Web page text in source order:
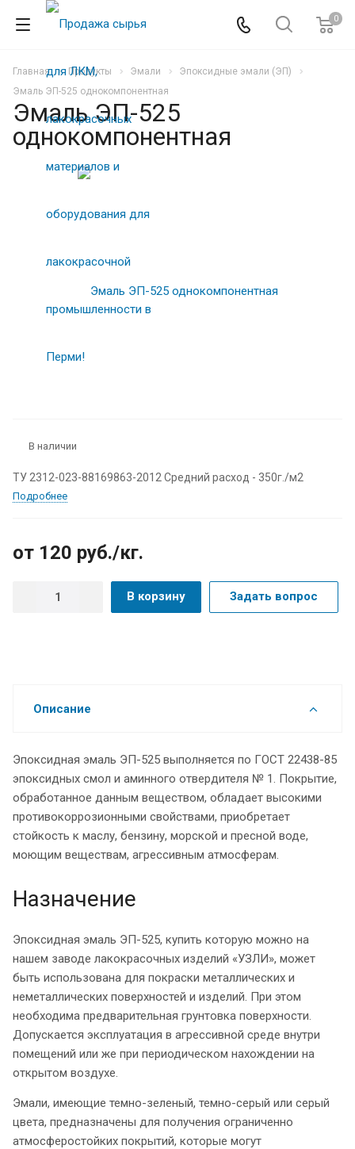
0
Главная Продукты Эмали
Эпоксидные эмали (ЭП)
Эмаль ЭП-525 однокомпонентная
Эмаль ЭП-525
однокомпонентная
В наличии
ТУ 2312-023-88169863-2012 Средний расход - 350г./м2
Подробнее
от 120 руб./кг.
В корзину Задать вопрос
Описание
Эпоксидная эмаль ЭП-525 выполняется по ГОСТ 22438-85
эпоксидных смол и аминного отвердителя № 1. Покрытие,
обработанное данным веществом, обладает высокими
противокоррозионными свойствами, приобретает
стойкость к маслу, бензину, морской и пресной воде,
моющим веществам, агрессивным атмосферам.
Назначение
Эпоксидная эмаль ЭП-525, купить которую можно на
нашем заводе лакокрасочных изделий «УЗЛИ», может
быть использована для покраски металлических и
неметаллических поверхностей и изделий. При этом
необходима предварительная грунтовка поверхности.
Допускается эксплуатация в агрессивной среде внутри
помещений или же при периодическом нахождении на
открытом воздухе.
Эмали, имеющие темно-зеленый, темно-серый или серый
цвета, предназначены для получения ограниченно
атмосферостойких покрытий, которые могут